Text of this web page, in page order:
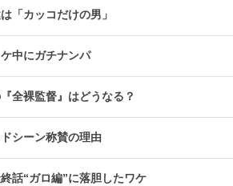
「カッコだけの男」
中にガチナンパ
全裸監督』はどうなる？
シーン称賛の理由
終話“ガロ編”に落胆したワケ